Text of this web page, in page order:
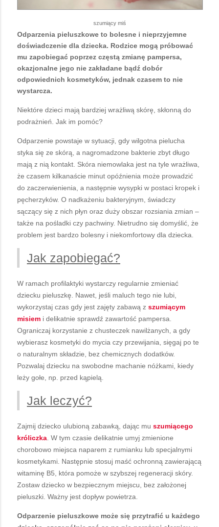
szumiący miś
Odparzenia pieluszkowe to bolesne i nieprzyjemne
doświadczenie dla dziecka. Rodzice mogą próbować
mu zapobiegać poprzez częstą zmianę pampersa,
okazjonalne jego nie zakładane bądź dobór
odpowiednich kosmetyków, jednak czasem to nie
wystarcza.
Niektóre dzieci mają bardziej wrażliwą skórę, skłonną do
podrażnień. Jak im pomóc?
Odparzenie powstaje w sytuacji, gdy wilgotna pielucha
styka się ze skórą, a nagromadzone bakterie zbyt długo
mają z nią kontakt. Skóra niemowlaka jest na tyle wrażliwa,
że czasem kilkanaście minut opóźnienia może prowadzić
do zaczerwienienia, a następnie wysypki w postaci kropek i
pęcherzyków. O nadkażeniu bakteryjnym, świadczy
sączący się z nich płyn oraz duży obszar rozsiania zmian –
także na pośladki czy pachwiny. Nietrudno się domyślić, że
problem jest bardzo bolesny i niekomfortowy dla dziecka.
Jak zapobiegać?
W ramach profilaktyki wystarczy regularnie zmieniać
dziecku pieluszkę. Nawet, jeśli maluch tego nie lubi,
wykorzystaj czas gdy jest zajęty zabawą z szumiącym
misiem i delikatnie sprawdź zawartość pampersa.
Ograniczaj korzystanie z chusteczek nawilżanych, a gdy
wybierasz kosmetyki do mycia czy przewijania, sięgaj po te
o naturalnym składzie, bez chemicznych dodatków.
Pozwalaj dziecku na swobodne machanie nóżkami, kiedy
leży gołe, np. przed kąpielą.
Jak leczyć?
Zajmij dziecko ulubioną zabawką, dając mu szumiącego
króliczka. W tym czasie delikatnie umyj zmienione
chorobowo miejsca naparem z rumianku lub specjalnymi
kosmetykami. Następnie stosuj maść ochronną zawierającą
witaminę B5, która pomoże w szybszej regeneracji skóry.
Zostaw dziecko w bezpiecznym miejscu, bez założonej
pieluszki. Ważny jest dopływ powietrza.
Odparzenie pieluszkowe może się przytrafić u każdego